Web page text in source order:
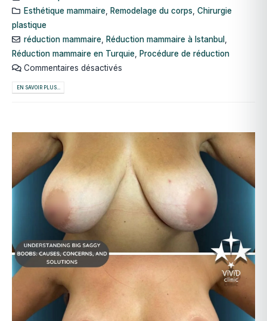
Esthétique mammaire, Remodelage du corps, Chirurgie
plastique
réduction mammaire, Réduction mammaire à Istanbul
Réduction mammaire en Turquie
Procédure de réduction
Commentaires désactivés
EN SAVOIR PLUS...